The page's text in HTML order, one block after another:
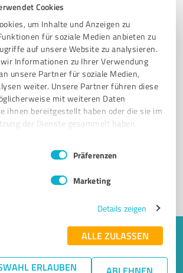
Cookies
um Inhalte und Anzeigen zu
für soziale Medien anbieten zu
auf unsere Website zu analysieren.
Informationen zu Ihrer Verwendung
unsere Partner für soziale Medien,
weiter. Unsere Partner führen diese
mit weiteren Daten
ihnen bereitgestellt haben oder die sie im
der Dienste gesammelt haben.
Präferenzen
Marketing
Details zeigen
ALLE ZULASSEN
ERLAUBEN ABLEHNEN
hier gelistet werden?
sich jetzt und werden Sie ein von
lange Recherchen und E-
Angebote empfangen!